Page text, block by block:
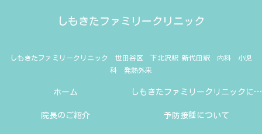
しもきたファミリークリニック
しもきたファミリークリニック 世田谷区 下北沢駅 新代田駅 内科 小児
科 発熱外来
ホーム しもきたファミリークリニックにようこそ
院長のご紹介 予防接種について